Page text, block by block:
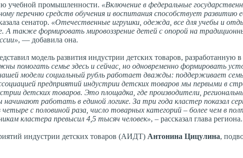
учебной промышленности. «Включение в федеральные
перечню средств обучения и воспитания способствует развитию
сенатор. «Отечественные игрушки, одежда, все для учебы и
также формировать мировоззрение детей с опорой на
, — добавила она.
модель развития индустрии детских товаров, разработанную в
помогать семье здесь и сейчас, но одновременно формировать
модели социальный рубль работает дважды: поддерживает
предприятий индустрии детских товаров мы первыми в
детских товаров. Это площадка, где производители,
работать в единой логике. За три года кластер показал
с половиной раза, число товарных категорий – более чем в
кластера превысил 4,5 тысяч человек», – рассказал глава региона.
индустрии детских товаров (АИДТ) Антонина Цицулина,